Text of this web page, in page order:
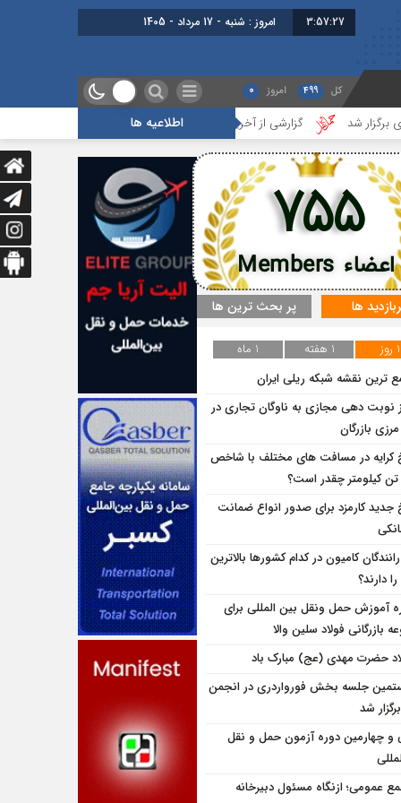
3:57:28 امروز : شنبه - 17 مرداد - 1405
کل 499 امروز 0
اطلاعیه ها
گزارشی از آخرین جلسه بخش گمرک ، بیمه و ترانزیت
اعضاء Members
755
ها پر بحث ترین ها
1 روز 1 هفته
1 ماه
ترین نقشه شبکه ریلی ایران
نوبت دهی مجازی به ناوگان تجاری در
مرزی بازرگان
کرایه در مسافت‌ های مختلف با شاخص
کیلومتر چقدر است؟
جدید کارمزد برای صدور انواع ضمانت
کامیون در کدام کشورها بالاترین
دارند؟
آموزش حمل ونقل بین المللی برای
بازرگانی فولاد سلین والا
حضرت مهدی (عج) مبارک باد
جلسه بخش فورواردری در انجمن
شد
چهارمین دوره آزمون حمل و نقل
عمومی؛ ازنگاه مسئول دبیرخانه